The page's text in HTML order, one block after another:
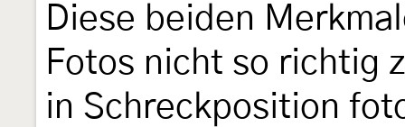
Diese beiden
Fotos nicht so richtig
in Schreckposition